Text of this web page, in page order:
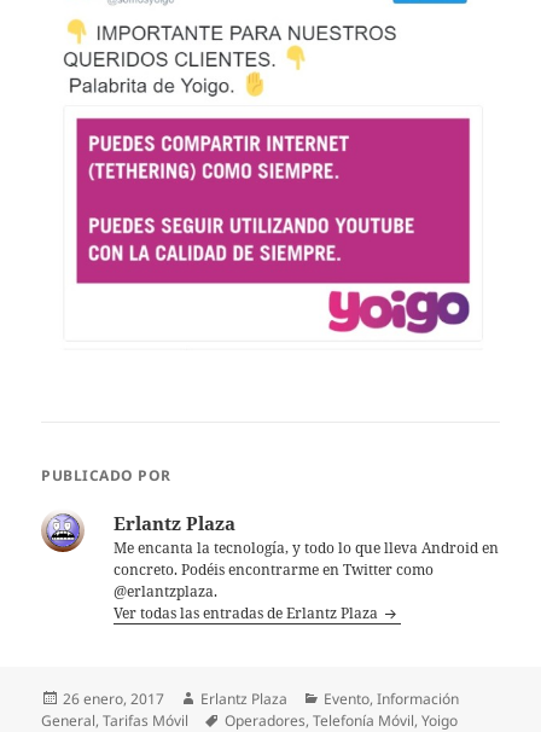
PUBLICADO POR
Erlantz Plaza
Me encanta la tecnología, y todo lo que lleva Android en
concreto. Podéis encontrarme en Twitter como
@erlantzplaza.
Ver todas las entradas de Erlantz Plaza
Publicado
el
26 enero, 2017 Autor
Erlantz Plaza Categorías
Evento,Información
General,Tarifas Móvil Etiquetas
Operadores,Telefonía Móvil,Yoigo